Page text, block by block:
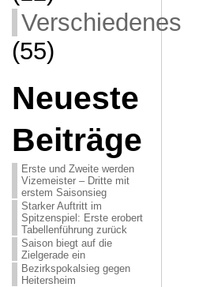
Verschiedenes
(55)
Neueste
Beiträge
Erste und Zweite werden
Vizemeister – Dritte mit
erstem Saisonsieg
Starker Auftritt im
Spitzenspiel: Erste erobert
Tabellenführung zurück
Saison biegt auf die
Zielgerade ein
Bezirkspokalsieg gegen
Heitersheim